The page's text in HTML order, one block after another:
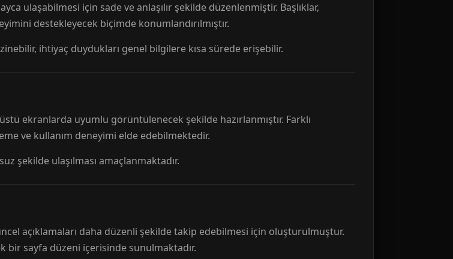
ulaşabilmesi için sade ve anlaşılır şekilde düzenlenmiştir. Başlıklar,
destekleyecek biçimde konumlandırılmıştır.
ihtiyaç duydukları genel bilgilere kısa sürede erişebilir.
ekranlarda uyumlu görüntülenecek şekilde hazırlanmıştır. Farklı
ve kullanım deneyimi elde edebilmektedir.
şekilde ulaşılması amaçlanmaktadır.
açıklamaları daha düzenli şekilde takip edebilmesi için oluşturulmuştur.
bir sayfa düzeni içerisinde sunulmaktadır.